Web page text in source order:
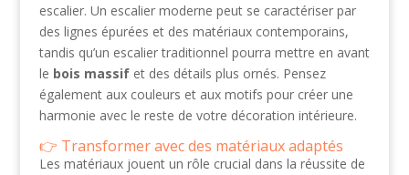
escalier. Un escalier moderne peut se caractériser par
des lignes épurées et des matériaux contemporains,
tandis qu’un escalier traditionnel pourra mettre en avant
le bois massifet des détails plus ornés. Pensez
également aux couleurs et aux motifs pour créer une
harmonie avec le reste de votre décoration intérieure.
Transformer avec des matériaux adaptés
Les matériaux jouent un rôle crucial dans la réussite de